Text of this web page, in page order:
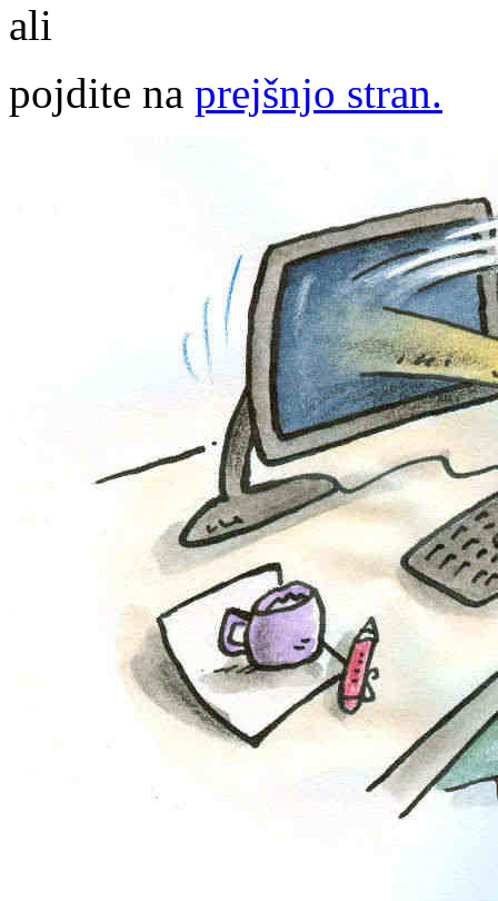
ali
pojdite na prejšnjo stran.